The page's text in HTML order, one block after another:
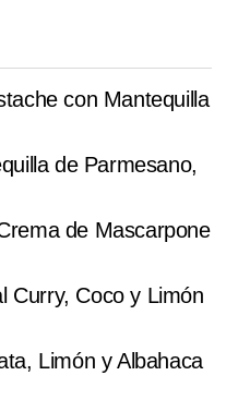
con Mantequilla
de Parmesano,
de Mascarpone
Curry, Coco y Limón
Limón y Albahaca